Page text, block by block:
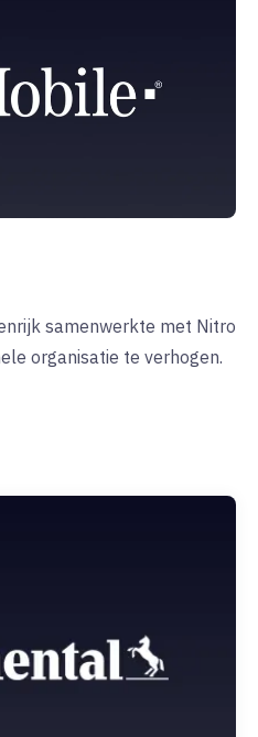
samenwerkte met Nitro
organisatie te verhogen.